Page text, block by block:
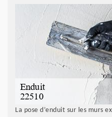
La pose d’enduit sur les murs